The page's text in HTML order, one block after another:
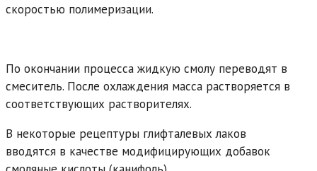
скоростью полимеризации.
По окончании процесса жидкую смолу переводят в
смеситель. После охлаждения масса растворяется в
соответствующих растворителях.
В некоторые рецептуры глифталевых лаков
вводятся в качестве модифицирующих добавок